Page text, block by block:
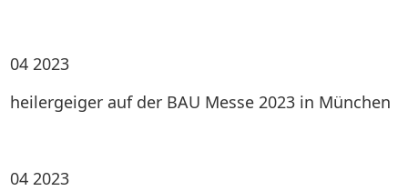
04 2023
heilergeiger auf der BAU Messe 2023 in München
04 2023